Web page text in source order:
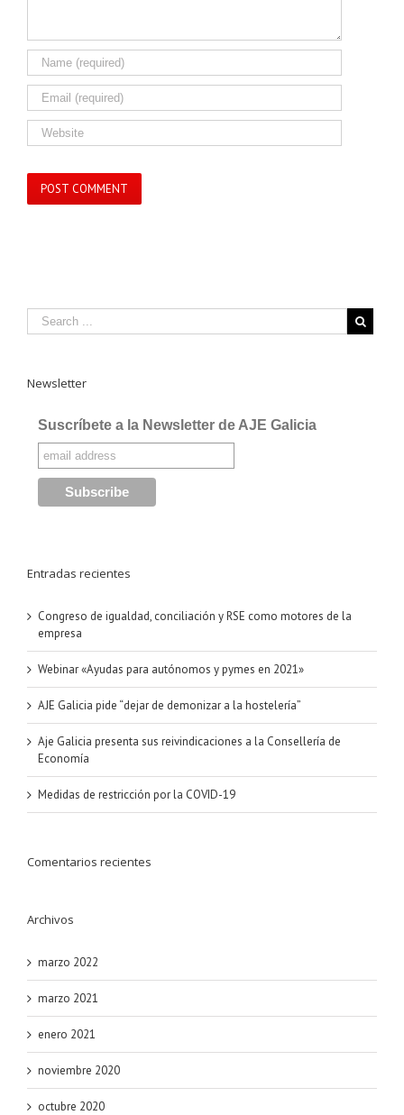
Newsletter
Suscríbete a la Newsletter de AJE Galicia
Entradas recientes
Congreso de igualdad, conciliación y RSE como motores de la
empresa
Webinar «Ayudas para autónomos y pymes en 2021»
AJE Galicia pide “dejar de demonizar a la hostelería”
Aje Galicia presenta sus reivindicaciones a la Consellería de
Economía
Medidas de restricción por la COVID-19
Comentarios recientes
Archivos
marzo 2022
marzo 2021
enero 2021
noviembre 2020
octubre 2020